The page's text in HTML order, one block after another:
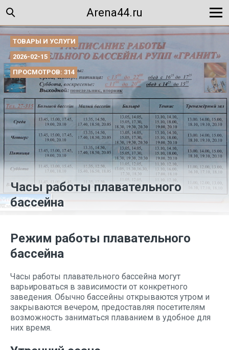
Arena44.ru
ТОВАРЫ И УСЛУГИ
2026-02-15
ПРОСМОТРОВ: 314
Часы работы плавательного
бассейна
Режим работы плавательного
бассейна
Часы работы плавательного бассейна могут
варьироваться в зависимости от конкретного
заведения. Обычно бассейны открываются утром и
закрываются вечером, предоставляя посетителям
возможность заниматься плаванием в удобное для
них время.